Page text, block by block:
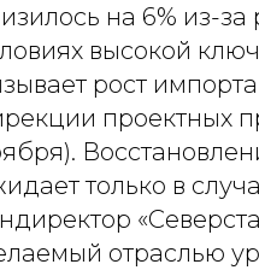
на 6% из-
высокой
рост
проектных
только в
отраслью